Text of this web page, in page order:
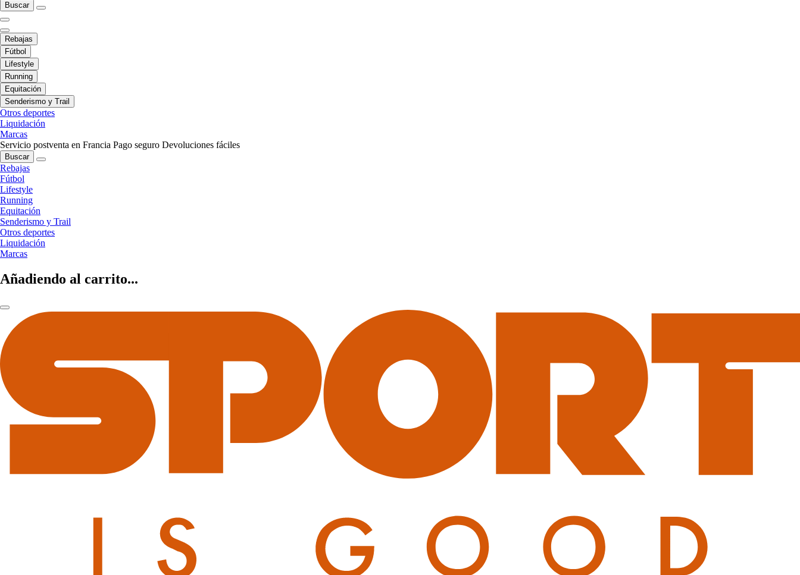
Buscar
Rebajas
Fútbol
Lifestyle
Running
Equitación
Senderismo y Trail
Otros deportes
Liquidación
Marcas
Servicio postventa en Francia Pago seguro Devoluciones fáciles
Buscar
Rebajas
Fútbol
Lifestyle
Running
Equitación
Senderismo y Trail
Otros deportes
Liquidación
Marcas
Añadiendo al carrito...